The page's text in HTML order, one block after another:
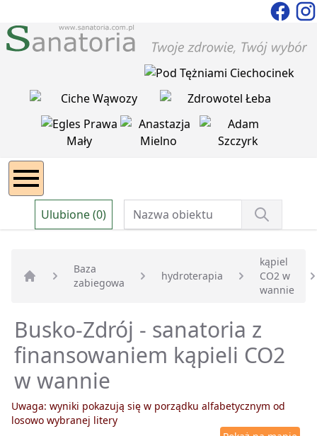
Ulubione (0)
Strona główna
Baza
zabiegowa
hydroterapia
kąpiel
CO2 w
wannie
Busko-Zdrój - sanatoria z
finansowaniem kąpieli CO2
w wannie
Uwaga: wyniki pokazują się w porządku alfabetycznym od
losowo wybranej litery